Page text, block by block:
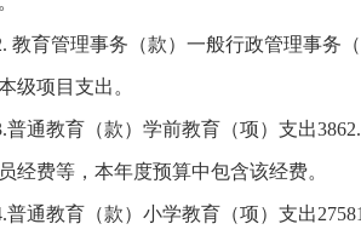
教育管理事务（款）一般行政管理事务
级项目支出。
普通教育（款）学前教育（项）支出
经费等，本年度预算中包含该经费。
普通教育（款）小学教育（项）支出